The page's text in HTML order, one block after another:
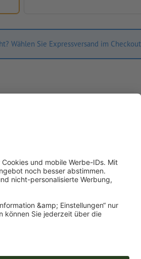
Wählen Sie Expressversand im
gelten die Vereinbarung zur
nach dem Kauf